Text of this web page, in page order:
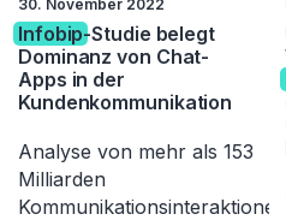
30. November 2022
Infobip-Studie belegt
Dominanz von Chat-
Apps in der
Kundenkommunikation
Analyse von mehr als 153
Milliarden
Kommunikationsinteraktionen